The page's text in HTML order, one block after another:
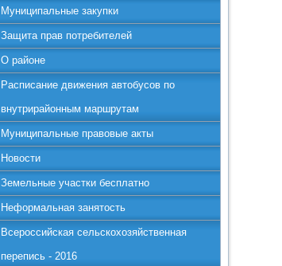
Муниципальные закупки
Защита прав потребителей
О районе
Расписание движения автобусов по
внутрирайонным маршрутам
Муниципальные правовые акты
Новости
Земельные участки бесплатно
Неформальная занятость
Всероссийская сельскохозяйственная
перепись - 2016